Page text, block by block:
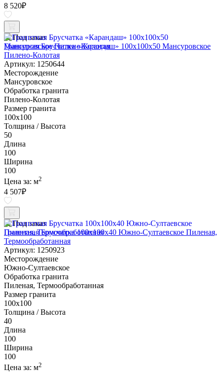
8 520₽
Под заказ
Гранитная Брусчатка «Карандаш» 100х100x50 Мансуровское
Пилено-Колотая
Артикул: 1250644
Месторождение
Мансуровское
Обработка гранита
Пилено-Колотая
Размер гранита
100х100
Толщина / Высота
50
Длина
100
Ширина
100
Цена за: м2
4 507₽
Под заказ
Гранитная Брусчатка 100х100x40 Южно-Султаевское Пиленая,
Термообработанная
Артикул: 1250923
Месторождение
Южно-Султаевское
Обработка гранита
Пиленая, Термообработанная
Размер гранита
100х100
Толщина / Высота
40
Длина
100
Ширина
100
Цена за: м2